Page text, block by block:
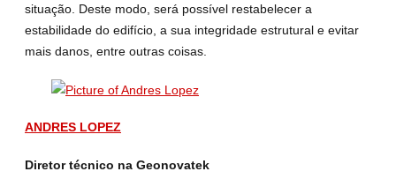
situação. Deste modo, será possível restabelecer a
estabilidade do edifício, a sua integridade estrutural e evitar
mais danos, entre outras coisas.
ANDRES LOPEZ
Diretor técnico na Geonovatek